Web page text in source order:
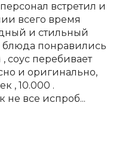
встретил и
всего время
и стильный
блюда понравились
соус перебивает
и оригинально,
, 10.000 .
не все испроб...